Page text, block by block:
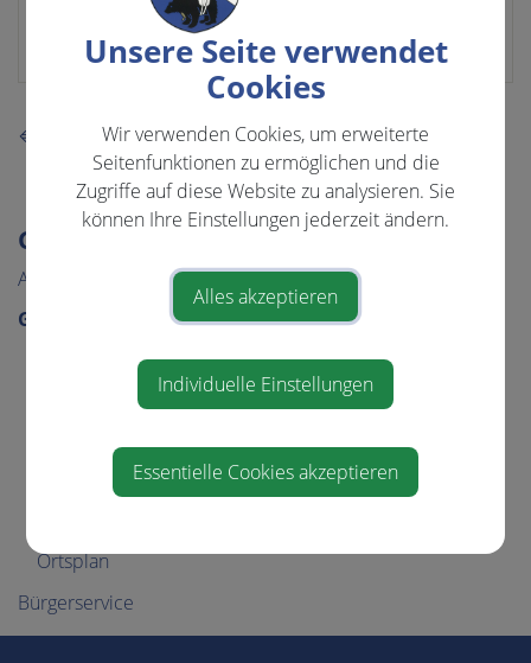
GEMEINDE & BÜRGERSERVICE
Aktuelles
Gemeinde
Gemeindeamt
Gemeinderat
Ortsplan
Bürgerservice
0664/4793497
melioffi96@gmail.com
⇐ zurück
Unsere Seite verwendet
Cookies
Wir verwenden Cookies, um erweiterte
Seitenfunktionen zu ermöglichen und die
Zugriffe auf diese Website zu analysieren. Sie
können Ihre Einstellungen jederzeit ändern.
Alles akzeptieren
Individuelle Einstellungen
Essentielle Cookies akzeptieren